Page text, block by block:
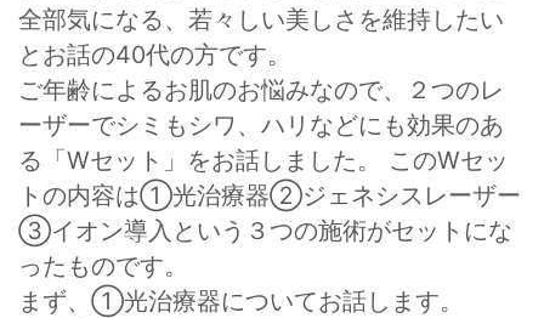
全部気になる、若々しい美しさを維持したい
とお話の40代の方です。
ご年齢によるお肌のお悩みなので、２つのレ
ーザーでシミもシワ、ハリなどにも効果のあ
る「Wセット」をお話しました。 このWセッ
トの内容は①光治療器②ジェネシスレーザー
③イオン導入という３つの施術がセットにな
ったものです。
まず、①光治療器についてお話します。